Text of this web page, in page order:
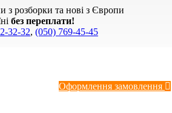
з розборки та нові з Європи
без переплати!
32-32, (050) 769-45-45
Оформлення замовлення